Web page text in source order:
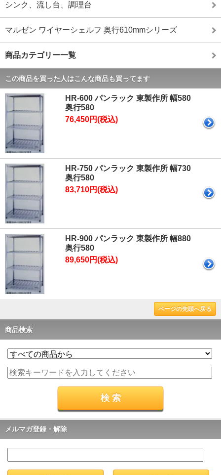
シンク、流し台、調理台
マルゼン ワイヤーシェルフ 奥行610mmシリーズ
商品カテゴリー一覧
この商品を買った人はこんな商品も買ってます
HR-600 パンラック 東製作所 幅580
奥行580
76,450円(税込)
HR-750 パンラック 東製作所 幅730
奥行580
83,710円(税込)
HR-900 パンラック 東製作所 幅880
奥行580
89,650円(税込)
ページの先頭へ戻る
商品検索
メルマガ登録・解除